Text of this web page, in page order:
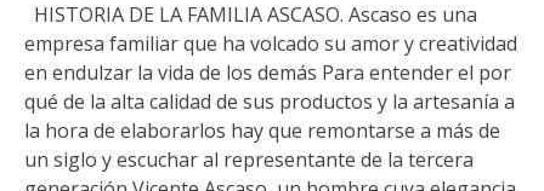
HISTORIA DE LA FAMILIA ASCASO. Ascaso es una
empresa familiar que ha volcado su amor y creatividad
en endulzar la vida de los demás Para entender el por
qué de la alta calidad de sus productos y la artesanía a
la hora de elaborarlos hay que remontarse a más de
un siglo y escuchar al representante de la tercera